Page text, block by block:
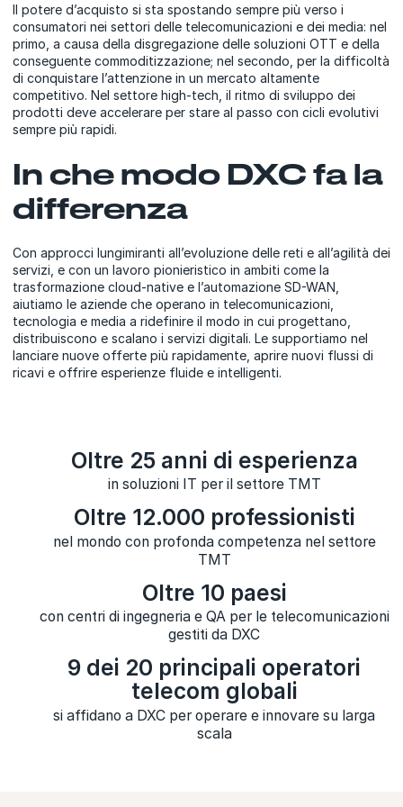
Il potere d’acquisto si sta spostando sempre più verso i
consumatori nei settori delle telecomunicazioni e dei media: nel
primo, a causa della disgregazione delle soluzioni OTT e della
conseguente commoditizzazione; nel secondo, per la difficoltà
di conquistare l’attenzione in un mercato altamente
competitivo. Nel settore high-tech, il ritmo di sviluppo dei
prodotti deve accelerare per stare al passo con cicli evolutivi
sempre più rapidi.
In che modo DXC fa la
differenza
Con approcci lungimiranti all’evoluzione delle reti e all’agilità dei
servizi, e con un lavoro pionieristico in ambiti come la
trasformazione cloud-native e l’automazione SD-WAN,
aiutiamo le aziende che operano in telecomunicazioni,
tecnologia e media a ridefinire il modo in cui progettano,
distribuiscono e scalano i servizi digitali. Le supportiamo nel
lanciare nuove offerte più rapidamente, aprire nuovi flussi di
ricavi e offrire esperienze fluide e intelligenti.
Oltre 25 anni di esperienza
in soluzioni IT per il settore TMT
Oltre 12.000 professionisti
nel mondo con profonda competenza nel settore
TMT
Oltre 10 paesi
con centri di ingegneria e QA per le telecomunicazioni
gestiti da DXC
9 dei 20 principali operatori
telecom globali
si affidano a DXC per operare e innovare su larga
scala